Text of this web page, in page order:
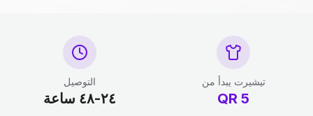
تيشيرت يبدأ من
5
QR
التوصيل
٢٤-٤٨ ساعة